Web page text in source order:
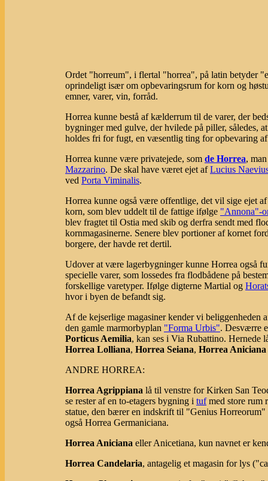
Ordet "horreum", i flertal "horrea", på latin betyder
oprindeligt især om opbevaringsrum for korn og
emner, varer, vin, forråd.
Horrea kunne bestå af kælderrum til de varer, der
bygninger med gulve, der hvilede på piller, således,
holdes fri for fugt, en væsentlig ting for opbevaring
Horrea kunne være privatejede, som de Horrea,
Mazzarino. De skal have været ejet afLucius
ved Porta Viminalis.
Horrea kunne også være offentlige, det vil sige ejet
korn, som blev uddelt til de fattige ifølge "Annona"-
blev fragtet til Ostia med skib og derfra sendt med
kornmagasinerne. Senere blev portioner af kornet
borgere, der havde ret dertil.
Udover at være lagerbygninger kunne Horrea også
specielle varer, som lossedes fra flodbådene på
forskellige varetyper. Ifølge digterne Martial og
hvor i byen de befandt sig.
Af de kejserlige magasiner kender vi beliggenheden
den gamle marmorbyplan "Forma Urbis". Desværre
Porticus Aemilia, kan ses i Via Rubattino. Hernede
Horrea Lolliana, Horrea Seiana, Horrea Aniciana
ANDRE HORREA:
Horrea Agrippiana lå til venstre for Kirken San
se rester af en to-etagers bygning i tufmed store rum
statue, den bærer en indskrift til "Genius
også Horrea Germaniciana.
Horrea Aniciana eller Anicetiana, kun navnet er
Horrea Candelaria, antagelig et magasin for lys